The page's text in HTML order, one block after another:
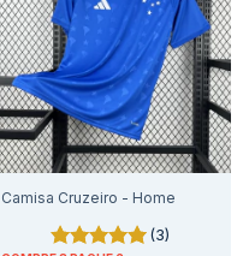
Camisa Cruzeiro - Home
(3)